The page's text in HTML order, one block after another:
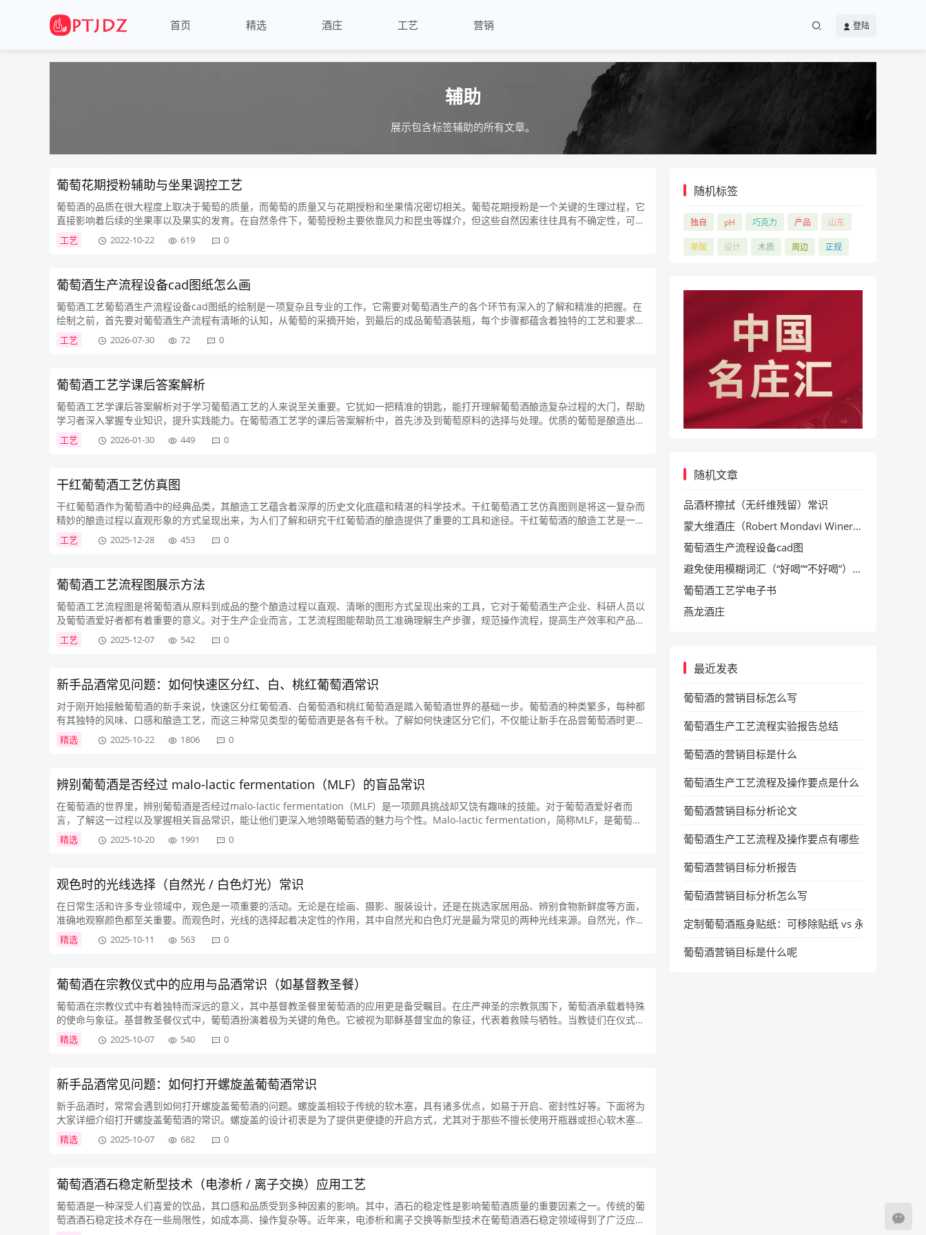
首页 精选 酒庄 工艺 营销 登陆
辅助
展示包含标签辅助的所有文章。
葡萄花期授粉辅助与坐果调控工艺
葡萄酒的品质在很大程度上取决于葡萄的质量，而葡萄的质量又与花期授粉和坐果情况密切相关。葡萄花期授粉是一个关键的生理过程，它
直接影响着后续的坐果率以及果实的发育。在自然条件下，葡萄授粉主要依靠风力和昆虫等媒介，但这些自然因素往往具有不确定性，可能
导致授粉不充分，进而影响坐果。因此，采取有效的辅助授粉和...
工艺 2022-10-22 619 0
葡萄酒生产流程设备cad图纸怎么画
葡萄酒工艺葡萄酒生产流程设备cad图纸的绘制是一项复杂且专业的工作，它需要对葡萄酒生产的各个环节有深入的了解和精准的把握。在
绘制之前，首先要对葡萄酒生产流程有清晰的认知，从葡萄的采摘开始，到最后的成品葡萄酒装瓶，每个步骤都蕴含着独特的工艺和要求。
葡萄采摘后，会进入压榨环节。在cad图纸中，要精确绘制...
工艺 2026-07-30 72 0
葡萄酒工艺学课后答案解析
葡萄酒工艺学课后答案解析对于学习葡萄酒工艺的人来说至关重要。它犹如一把精准的钥匙，能打开理解葡萄酒酿造复杂过程的大门，帮助
学习者深入掌握专业知识，提升实践能力。在葡萄酒工艺学的课后答案解析中，首先涉及到葡萄原料的选择与处理。优质的葡萄是酿造出色
葡萄酒的基础，答案会详细阐述如何根据不同的葡萄酒类型挑选...
工艺 2026-01-30 449 0
干红葡萄酒工艺仿真图
干红葡萄酒作为葡萄酒中的经典品类，其酿造工艺蕴含着深厚的历史文化底蕴和精湛的科学技术。干红葡萄酒工艺仿真图则是将这一复杂而
精妙的酿造过程以直观形象的方式呈现出来，为人们了解和研究干红葡萄酒的酿造提供了重要的工具和途径。干红葡萄酒的酿造工艺是一个
多环节、多步骤的复杂过程，从葡萄的采摘、筛选，到破皮、压...
工艺 2025-12-28 453 0
葡萄酒工艺流程图展示方法
葡萄酒工艺流程图是将葡萄酒从原料到成品的整个酿造过程以直观、清晰的图形方式呈现出来的工具，它对于葡萄酒生产企业、科研人员以
及葡萄酒爱好者都有着重要的意义。对于生产企业而言，工艺流程图能帮助员工准确理解生产步骤，规范操作流程，提高生产效率和产品质
量稳定性；科研人员可以通过流程图分析各环节的科学性和改进...
工艺 2025-12-07 542 0
新手品酒常见问题：如何快速区分红、白、桃红葡萄酒常识
对于刚开始接触葡萄酒的新手来说，快速区分红葡萄酒、白葡萄酒和桃红葡萄酒是踏入葡萄酒世界的基础一步。葡萄酒的种类繁多，每种都
有其独特的风味、口感和酿造工艺，而这三种常见类型的葡萄酒更是各有千秋。了解如何快速区分它们，不仅能让新手在品尝葡萄酒时更加
游刃有余，还能为他们深入探索葡萄酒文化奠定良好的基础。接...
精选 2025-10-22 1806 0
辨别葡萄酒是否经过 malo-lactic fermentation（MLF）的盲品常识
在葡萄酒的世界里，辨别葡萄酒是否经过malo-lactic fermentation（MLF）是一项颇具挑战却又饶有趣味的技能。对于葡萄酒爱好者而
言，了解这一过程以及掌握相关盲品常识，能让他们更深入地领略葡萄酒的魅力与个性。Malo-lactic fermentation，简称MLF，是葡萄酒
酿造过...
精选 2025-10-20 1991 0
观色时的光线选择（自然光 / 白色灯光）常识
在日常生活和许多专业领域中，观色是一项重要的活动。无论是在绘画、摄影、服装设计，还是在挑选家居用品、辨别食物新鲜度等方面，
准确地观察颜色都至关重要。而观色时，光线的选择起着决定性的作用，其中自然光和白色灯光是最为常见的两种光线来源。自然光，作为
大自然赋予我们的光源，具有独特的优势。它是一种动态变化的...
精选 2025-10-11 563 0
葡萄酒在宗教仪式中的应用与品酒常识（如基督教圣餐）
葡萄酒在宗教仪式中有着独特而深远的意义，其中基督教圣餐里葡萄酒的应用更是备受瞩目。在庄严神圣的宗教氛围下，葡萄酒承载着特殊
的使命与象征。基督教圣餐仪式中，葡萄酒扮演着极为关键的角色。它被视为耶稣基督宝血的象征，代表着救赎与牺牲。当教徒们在仪式中
饮用葡萄酒时，仿佛能穿越时空，感受到当年耶稣与门徒共进晚...
精选 2025-10-07 540 0
新手品酒常见问题：如何打开螺旋盖葡萄酒常识
新手品酒时，常常会遇到如何打开螺旋盖葡萄酒的问题。螺旋盖相较于传统的软木塞，具有诸多优点，如易于开启、密封性好等。下面将为
大家详细介绍打开螺旋盖葡萄酒的常识。螺旋盖的设计初衷是为了提供更便捷的开启方式，尤其对于那些不擅长使用开瓶器或担心软木塞污
染葡萄酒的人来说，是一个不错的选择。对于新手来说，打开螺...
精选 2025-10-07 682 0
葡萄酒酒石稳定新型技术（电渗析 / 离子交换）应用工艺
葡萄酒是一种深受人们喜爱的饮品，其口感和品质受到多种因素的影响。其中，酒石的稳定性是影响葡萄酒质量的重要因素之一。传统的葡
萄酒酒石稳定技术存在一些局限性，如成本高、操作复杂等。近年来，电渗析和离子交换等新型技术在葡萄酒酒石稳定领域得到了广泛应
随机标签
独自 pH 巧克力 产品 山东
果酸 设计 木质 周边 正规
随机文章
品酒杯擦拭（无纤维残留）常识
蒙大维酒庄（Robert Mondavi Winery）
葡萄酒生产流程设备cad图
避免使用模糊词汇（“好喝”“不好喝”）的常识
葡萄酒工艺学电子书
燕龙酒庄
最近发表
葡萄酒的营销目标怎么写
葡萄酒生产工艺流程实验报告总结
葡萄酒的营销目标是什么
葡萄酒生产工艺流程及操作要点是什么
葡萄酒营销目标分析论文
葡萄酒生产工艺流程及操作要点有哪些
葡萄酒营销目标分析报告
葡萄酒营销目标分析怎么写
定制葡萄酒瓶身贴纸：可移除贴纸 vs 永久贴纸，使
葡萄酒营销目标是什么呢